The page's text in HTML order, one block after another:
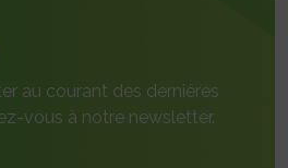
au courant des dernières
vous à notre newsletter.